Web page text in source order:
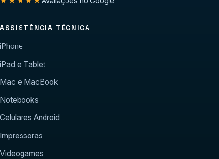
ASSISTÊNCIA TÉCNICA
iPhone
iPad e Tablet
Mac e MacBook
Notebooks
Celulares Android
Impressoras
Videogames